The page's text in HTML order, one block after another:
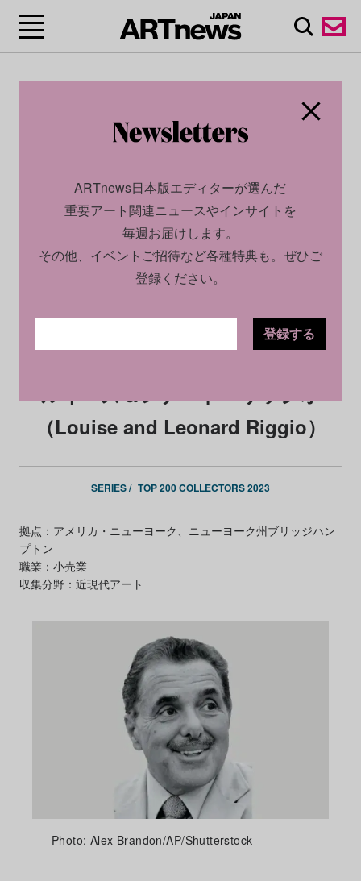
2023.08.04
ルイーズ＆レナード・リッジオ
（Louise and Leonard Riggio）
SERIES / TOP 200 COLLECTORS 2023
拠点：アメリカ・ニューヨーク、ニューヨーク州ブリッジハン
プトン
職業：小売業
収集分野：近現代アート
Photo: Alex Brandon/AP/Shutterstock
ARTnews日本版エディターが選んだ
重要アート関連ニュースやインサイトを
毎週お届けします。
その他、イベントご招待など各種特典も。ぜひご
登録ください。
登録する